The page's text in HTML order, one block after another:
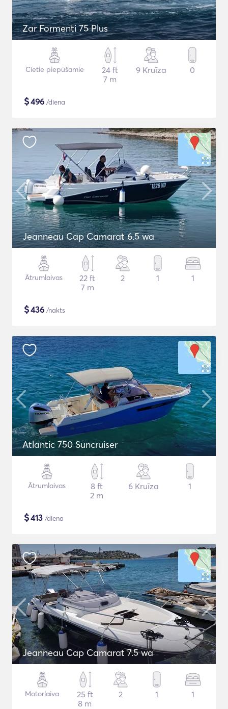
Zar Formenti 75 Plus
Cietie piepūšamie
24 ft
7 m
9 Kruīza 0
$496 /diena
Jeanneau Cap Camarat 6.5 wa
Ātrumlaivas
22 ft
7 m
2 1 1
$436 /nakts
Atlantic 750 Suncruiser
Ātrumlaivas
8 ft
2 m
6 Kruīza 1
$413 /diena
Jeanneau Cap Camarat 7.5 wa
Motorlaiva
25 ft
8 m
2 1 1